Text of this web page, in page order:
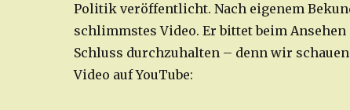
Politik veröffentlicht. Nach eigenem
schlimmstes Video. Er bittet beim
Schluss durchzuhalten – denn wir
Video auf YouTube: